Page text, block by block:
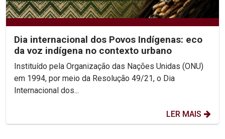
Dia internacional dos Povos Indígenas: eco
da voz indígena no contexto urbano
Instituído pela Organização das Nações Unidas (ONU)
em 1994, por meio da Resolução 49/21, o Dia
Internacional dos...
LER MAIS